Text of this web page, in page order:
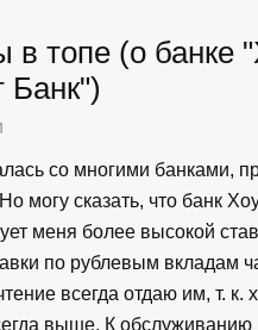
в топе (о банке
Банк")
со многими банками,
могу сказать, что банк
меня более высокой
по рублевым вкладам
всегда отдаю им, т. к.
выше. К обслуживанию